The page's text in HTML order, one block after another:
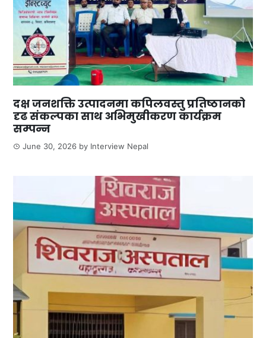
दक्ष जनशक्ति उत्पादनमा कपिलवस्तु प्रतिष्ठानको
दृढ संकल्पका साथ अभिमुखीकरण कार्यक्रम
सम्पन्न
June 30, 2026 by Interview Nepal